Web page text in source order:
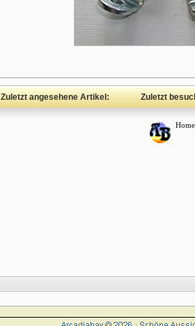
Zuletzt angesehene Artikel: Zuletzt
Home